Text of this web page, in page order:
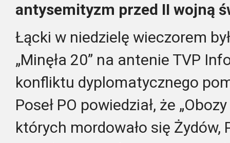
antysemityzm przed II wojną
Łącki w niedzielę wieczorem
„Minęła 20” na antenie TVP
konfliktu dyplomatycznego
Poseł PO powiedział, że
których mordowało się